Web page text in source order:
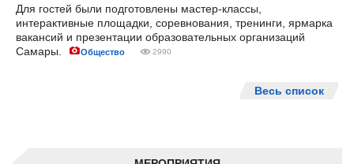
Для гостей были подготовлены мастер-классы,
интерактивные площадки, соревнования, тренинги, ярмарка
вакансий и презентации образовательных организаций
Самары.
Общество 2990
Весь список